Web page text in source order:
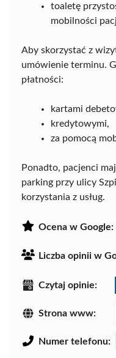
toaletę
mobilności
Aby skorzystać z
umówienie terminu.
płatności:
kartami
kredytowymi,
za pomocą
Ponadto, pacjenci
parking przy ulicy
korzystania z usług.
Ocena w Google:
Liczba opinii w
Czytaj opinie:
Strona www:
Numer telefonu: